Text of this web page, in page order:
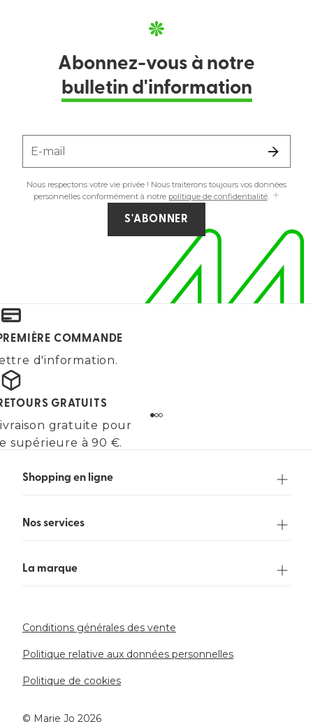
Abonnez-vous à notre
bulletin d'information
E-mail
Nous respectons votre vie privée ! Nous traiterons toujours vos données
personnelles conformément à notre politique de confidentialité.
S'ABONNER
COMMANDE
d'information.
GRATUITS
gratuite pour
supérieure à 90 €.
Shopping en ligne
Nos services
La marque
Conditions générales des vente
Politique relative aux données personnelles
Politique de cookies
©️ Marie Jo 2026